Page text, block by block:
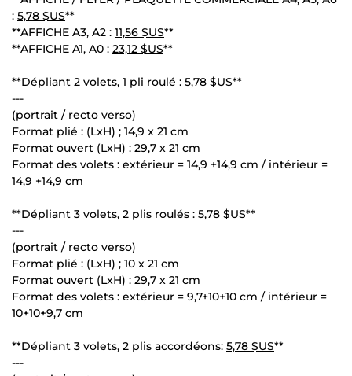
: 5,78 $US**
**AFFICHE A3, A2 : 11,56 $US**
**AFFICHE A1, A0 : 23,12 $US**
**Dépliant 2 volets, 1 pli roulé : 5,78 $US**
---
(portrait / recto verso)
Format plié : (LxH) ; 14,9 x 21 cm
Format ouvert (LxH) : 29,7 x 21 cm
Format des volets : extérieur = 14,9 +14,9 cm / intérieur =
14,9 +14,9 cm
**Dépliant 3 volets, 2 plis roulés : 5,78 $US**
---
(portrait / recto verso)
Format plié : (LxH) ; 10 x 21 cm
Format ouvert (LxH) : 29,7 x 21 cm
Format des volets : extérieur = 9,7+10+10 cm / intérieur =
10+10+9,7 cm
**Dépliant 3 volets, 2 plis accordéons: 5,78 $US**
---